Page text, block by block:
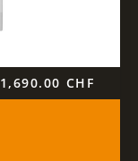
1,690.00 CHF